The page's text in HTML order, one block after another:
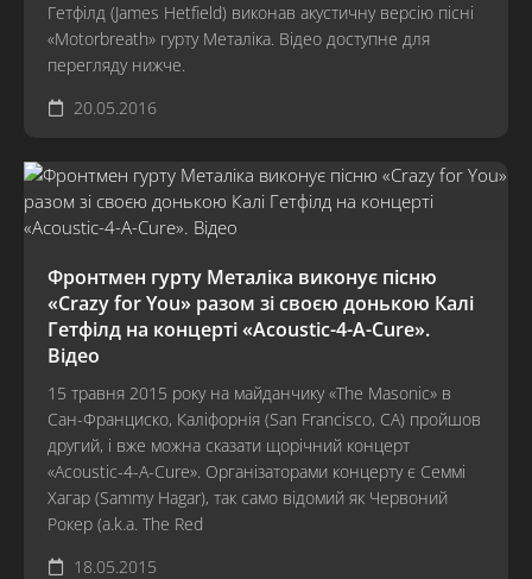
Гетфілд (James Hetfield) виконав акустичну версію пісні
«Motorbreath» гурту Металіка. Відео доступне для
перегляду нижче.
20.05.2016
Фронтмен гурту Металіка виконує пісню
«Crazy for You» разом зі своєю донькою Калі
Гетфілд на концерті «Acoustic-4-A-Cure».
Відео
15 травня 2015 року на майданчику «The Masonic» в
Сан-Франциско, Каліфорнія (San Francisco, CA) пройшов
другий, і вже можна сказати щорічний концерт
«Acoustic-4-A-Cure». Організаторами концерту є Семмі
Хагар (Sammy Hagar), так само відомий як Червоний
Рокер (a.k.a. The Red
18.05.2015